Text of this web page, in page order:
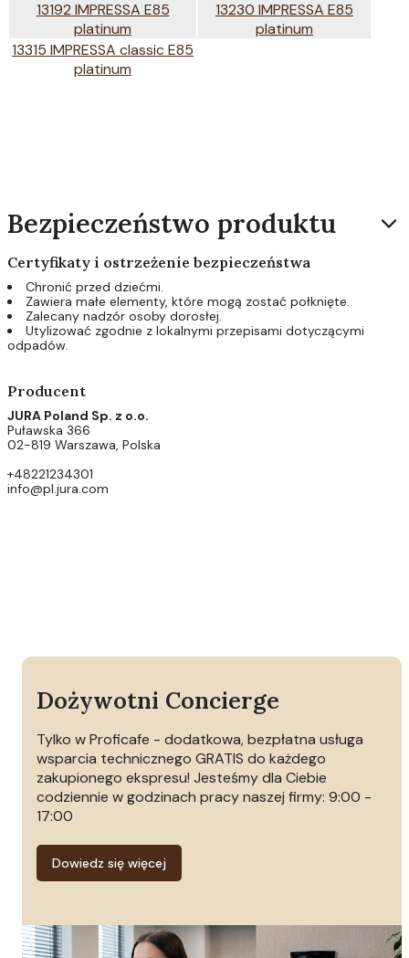
13192 IMPRESSA E85
platinum
13230 IMPRESSA E85
platinum
13315 IMPRESSA classic E85
platinum
Bezpieczeństwo produktu
Certyfikaty i ostrzeżenie bezpieczeństwa
Chronić przed dziećmi.
Zawiera małe elementy, które mogą zostać połknięte.
Zalecany nadzór osoby dorosłej.
Utylizować zgodnie z lokalnymi przepisami dotyczącymi
odpadów.
Producent
JURA Poland Sp. z o.o.
Puławska 366
02-819 Warszawa, Polska
+48221234301
info@pl.jura.com
Dożywotni Concierge
Tylko w Proficafe - dodatkowa, bezpłatna usługa
wsparcia technicznego GRATIS do każdego
zakupionego ekspresu! Jesteśmy dla Ciebie
codziennie w godzinach pracy naszej firmy: 9:00 -
17:00
Dowiedz się więcej